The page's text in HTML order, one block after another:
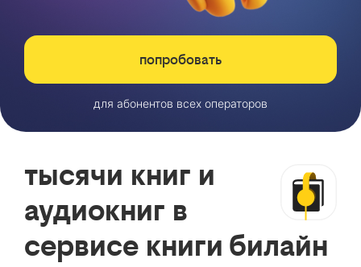
попробовать
для абонентов всех операторов
тысячи книг и
аудиокниг в
сервисе книги билайн